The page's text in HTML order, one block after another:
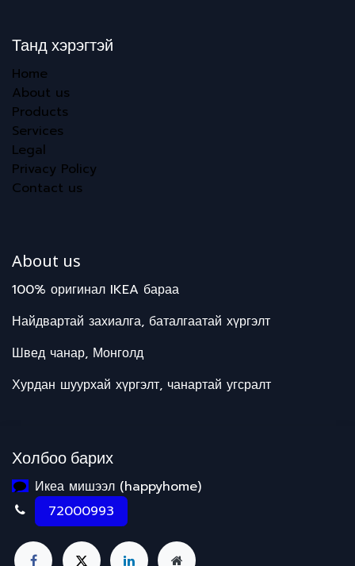
Танд хэрэгтэй
Home
About us
Products
Services
Legal
Privacy Policy
Contact us
About us
100% оригинал IKEA бараа
Найдвартай захиалга, баталгаатай хүргэлт
Швед чанар, Монголд
Хурдан шуурхай хүргэлт, чанартай угсралт
Холбоо барих
Икеа мишээл (happyhome)
72000993